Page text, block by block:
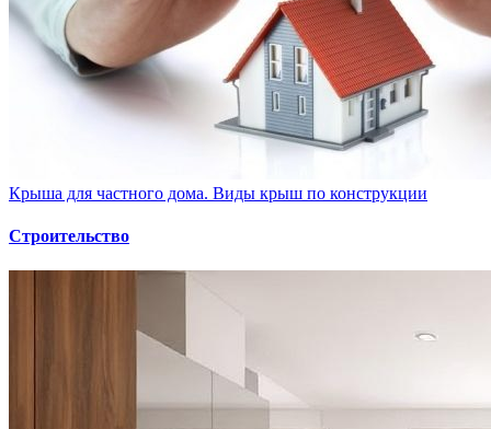
Крыша для частного дома. Виды крыш по конструкции
Строительство